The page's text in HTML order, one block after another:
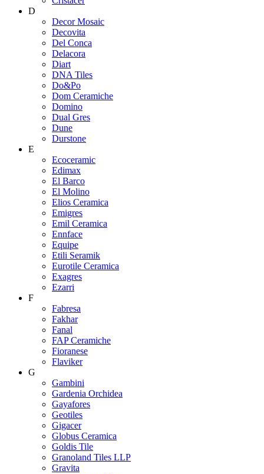
D
Decor Mosaic
Decovita
Del Conca
Delacora
Diart
DNA Tiles
Do&Po
Dom Ceramiche
Domino
Dual Gres
Dune
Durstone
E
Ecoceramic
Edimax
El Barco
El Molino
Elios Ceramica
Emigres
Emil Ceramica
Ennface
Equipe
Etili Seramik
Eurotile Ceramica
Exagres
Ezarri
F
Fabresa
Fakhar
Fanal
FAP Ceramiche
Fioranese
Flaviker
G
Gambini
Gardenia Orchidea
Gayafores
Geotiles
Gigacer
Globus Ceramica
Goldis Tile
Granoland Tiles LLP
Gravita